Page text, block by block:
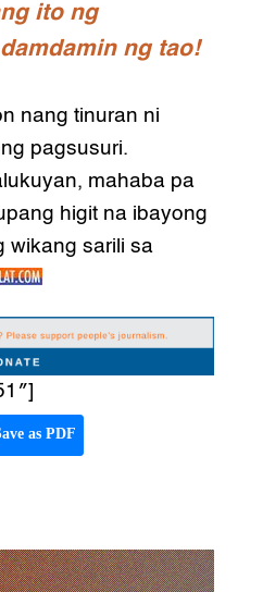
ito ng
ng tao!
nang tinuran ni
pagsusuri.
mahaba pa
higit na ibayong
wikang sarili sa
as PDF